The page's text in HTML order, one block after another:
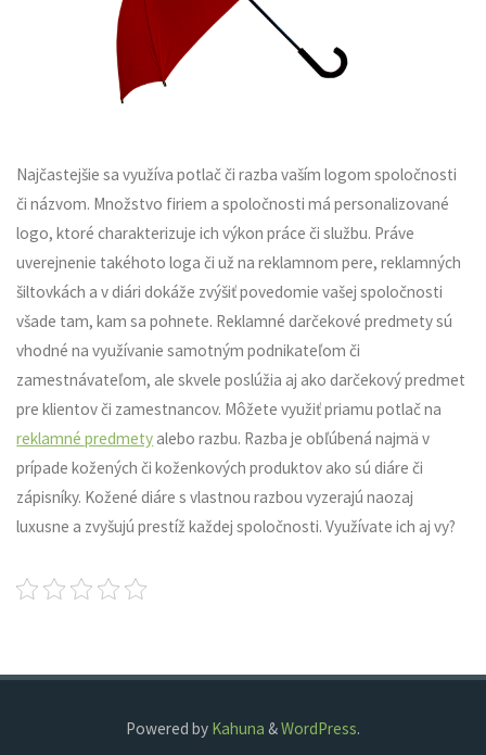
Najčastejšie sa využíva potlač či razba vaším logom spoločnosti
či názvom. Množstvo firiem a spoločnosti má personalizované
logo, ktoré charakterizuje ich výkon práce či službu. Práve
uverejnenie takéhoto loga či už na reklamnom pere, reklamných
šiltovkách a v diári dokáže zvýšiť povedomie vašej spoločnosti
všade tam, kam sa pohnete. Reklamné darčekové predmety sú
vhodné na využívanie samotným podnikateľom či
zamestnávateľom, ale skvele poslúžia aj ako darčekový predmet
pre klientov či zamestnancov. Môžete využiť priamu potlač na
reklamné predmetyalebo razbu. Razba je obľúbená najmä v
prípade kožených či koženkových produktov ako sú diáre či
zápisníky. Kožené diáre s vlastnou razbou vyzerajú naozaj
luxusne a zvyšujú prestíž každej spoločnosti. Využívate ich aj vy?
Powered by Kahuna &WordPress.